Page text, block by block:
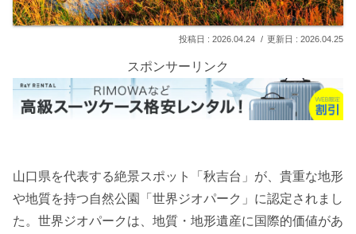
2026.04.24 2026.04.25
スポンサーリンク
山口県を代表する絶景スポット「秋吉台」が、貴重な地形
や地質を持つ自然公園「世界ジオパーク」に認定されまし
た。世界ジオパークは、地質・地形遺産に国際的価値があ